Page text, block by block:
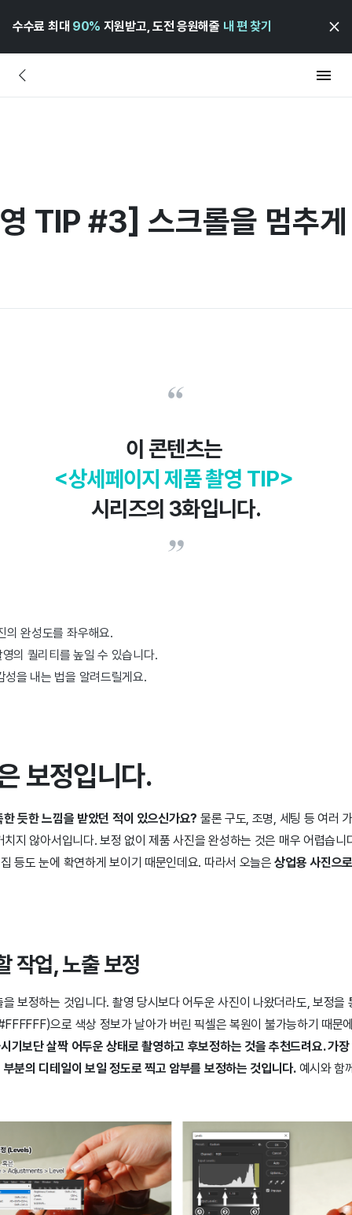
수수료 최대 90% 지원받고, 도전 응원해줄 내 편 찾기
TIP #3] 스크롤을 멈추
이 콘텐츠는
<상세페이지 제품 촬영 TIP>
시리즈의 3화입니다.
의 완성도를 좌우해요.
의 퀄리티를 높일 수 있습니다.
성을 내는 법을 알려드릴게요.
보정입니다.
듯한 느낌을 받았던 적이 있으신가요? 물론 구도, 조명, 세팅 등 여러
지 않아서입니다. 보정 없이 제품 사진을 완성하는 것은 매우 어렵습니
등도 눈에 확연하게 보이기 때문인데요. 따라서 오늘은상업용 사진으
작업, 노출 보정
보정하는 것입니다. 촬영 당시보다 어두운 사진이 나왔더라도, 보정을
으로 색상 정보가 날아가 버린 픽셀은 복원이 불가능하기 때문
기보단 살짝 어두운 상태로 촬영하고 후보정하는 것을 추천드려요. 가
분의 디테일이 보일 정도로 찍고 암부를 보정하는 것입니다.예시와 함